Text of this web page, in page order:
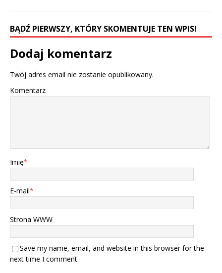
BĄDŹ PIERWSZY, KTÓRY SKOMENTUJE TEN WPIS!
Dodaj komentarz
Twój adres email nie zostanie opublikowany.
Komentarz
Imię*
E-mail*
Strona WWW
Save my name, email, and website in this browser for the
next time I comment.